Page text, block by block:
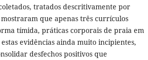
tratados descritivamente por
que apenas três currículos
tímida, práticas corporais de praia em
evidências ainda muito incipientes,
desfechos positivos que